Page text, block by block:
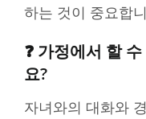
하는 것이 중요합
❓ 가정에서 할
요?
자녀와의 대화와